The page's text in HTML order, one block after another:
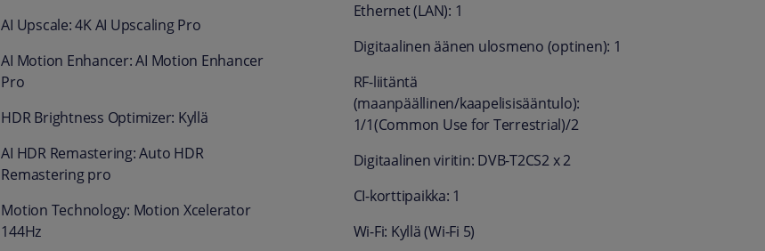
AI Upscale: 4K AI Upscaling Pro
AI Motion Enhancer: AI Motion Enhancer
Pro
HDR Brightness Optimizer: Kyllä
AI HDR Remastering: Auto HDR
Remastering pro
Motion Technology: Motion Xcelerator
144Hz
Ethernet (LAN): 1
Digitaalinen äänen ulosmeno (optinen): 1
RF-liitäntä
(maanpäällinen/kaapelisisääntulo):
1/1(Common Use for Terrestrial)/2
Digitaalinen viritin: DVB-T2CS2 x 2
CI-korttipaikka: 1
Wi-Fi: Kyllä (Wi-Fi 5)